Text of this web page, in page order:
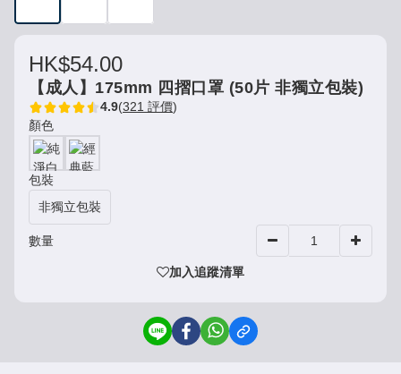
HK$54.00
【成人】175mm 四摺口罩 (50片 非獨立包裝)
4.9(321 評價)
顏色
包裝
非獨立包裝
數量
加入追蹤清單